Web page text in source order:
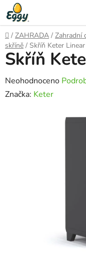
Přejít
na
obsah
Domů
/ ZAHRADA / Zahradní
skříně / Skříň Keter
Skříň
Průměrné
hodnocení
Neohodnoceno
Značka: Keter